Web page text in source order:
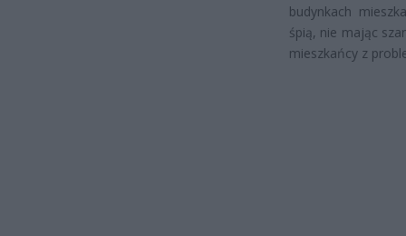
budynkach
śpią, nie mając
mieszkańcy z